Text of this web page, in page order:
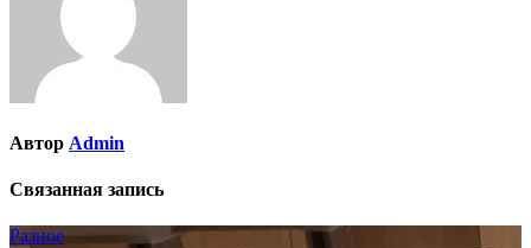
Автор Admin
Связанная запись
Разное